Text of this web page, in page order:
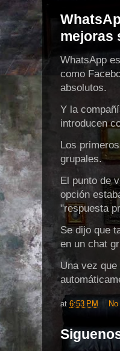
mejoras
WhatsApp
como
absolutos.
Y la
introducen
Los
grupales.
El punto de
opción
"respuesta
Se dijo que
en un chat
Una vez
at 6:53 PM